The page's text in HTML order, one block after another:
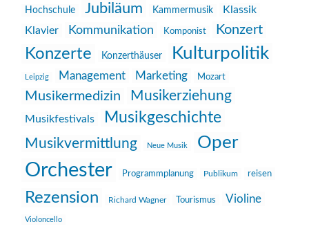
Hochschule Jubiläum Kammermusik
Klassik
Klavier
Kommunikation Komponist Konzert
Konzerte Konzerthäuser Kulturpolitik
Leipzig Management Marketing Mozart
Musikermedizin Musikerziehung
Musikfestivals Musikgeschichte
Musikvermittlung Neue Musik Oper
Orchester Programmplanung Publikum reisen
Rezension Richard Wagner Tourismus Violine
Violoncello